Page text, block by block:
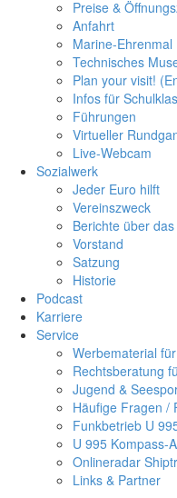
Preise &
Anfahrt
Marine-Ehrenmal
Technisches
Plan your visit!
Infos für
Führungen
Virtueller
Live-Webcam
Sozialwerk
Jeder Euro hilft
Vereinszweck
Berichte über
Vorstand
Satzung
Historie
Podcast
Karriere
Service
Werbematerial
Rechtsberatung
Jugend &
Häufige Fragen /
Funkbetrieb U
U 995 Kompass-
Onlineradar
Links & Partner